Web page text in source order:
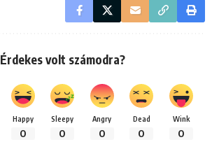
Érdekes volt számodra?
Happy
0
Sleepy
0
Angry
0
Dead
0
Wink
0